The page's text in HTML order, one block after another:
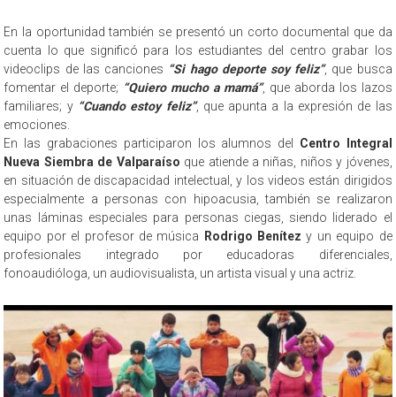
En la oportunidad también se presentó un corto documental que da
cuenta lo que significó para los estudiantes del centro grabar los
videoclips de las canciones “Si hago deporte soy feliz”, que busca
fomentar el deporte; “Quiero mucho a mamá”, que aborda los lazos
familiares; y “Cuando estoy feliz”, que apunta a la expresión de las
emociones.
En las grabaciones participaron los alumnos del Centro Integral
Nueva Siembra de Valparaíso que atiende a niñas, niños y jóvenes,
en situación de discapacidad intelectual, y los videos están dirigidos
especialmente a personas con hipoacusia, también se realizaron
unas láminas especiales para personas ciegas, siendo liderado el
equipo por el profesor de música
Rodrigo Benítez y un equipo de
profesionales integrado por educadoras diferenciales,
fonoaudióloga, un audiovisualista, un artista visual y una actriz.